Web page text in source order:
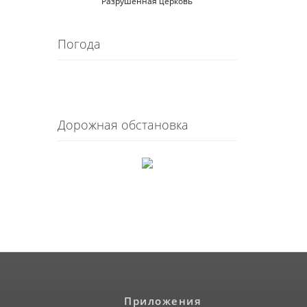
Погода
Дорожная обстановка
Приложения